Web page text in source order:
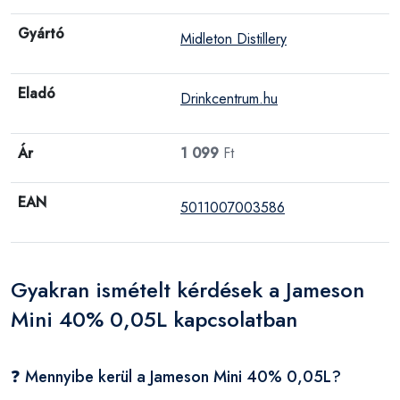
Gyártó Midleton Distillery
Eladó Drinkcentrum.hu
Ár 1 099 Ft
EAN 5011007003586
Gyakran ismételt kérdések a Jameson
Mini 40% 0,05L kapcsolatban
❓ Mennyibe kerül a Jameson Mini 40% 0,05L?